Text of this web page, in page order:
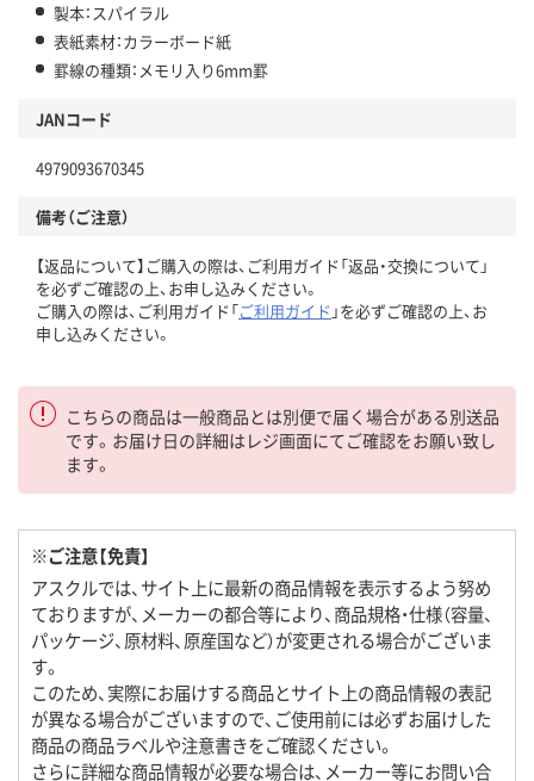
製本：スパイラル
表紙素材：カラーボード紙
罫線の種類：メモリ入り6mm罫
JANコード
4979093670345
備考（ご注意）
【返品について】ご購入の際は、ご利用ガイド「返品・交換について」
を必ずご確認の上、お申し込みください。
ご購入の際は、ご利用ガイド「ご利用ガイド 」を必ずご確認の上、お
申し込みください。
こちらの商品は一般商品とは別便で届く場合がある別送品
です。お届け日の詳細はレジ画面にてご確認をお願い致し
ます。
※ご注意【免責】
アスクルでは、サイト上に最新の商品情報を表示するよう努め
ておりますが、メーカーの都合等により、商品規格・仕様（容量、
パッケージ、原材料、原産国など）が変更される場合がございま
す。
このため、実際にお届けする商品とサイト上の商品情報の表記
が異なる場合がございますので、ご使用前には必ずお届けした
商品の商品ラベルや注意書きをご確認ください。
さらに詳細な商品情報が必要な場合は、メーカー等にお問い合